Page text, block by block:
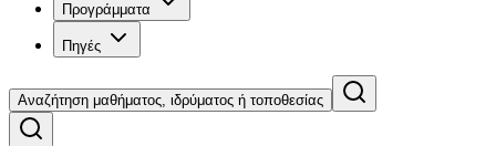
Προγράμματα
Πηγές
Αναζήτηση μαθήματος, ιδρύματος ή τοποθεσίας